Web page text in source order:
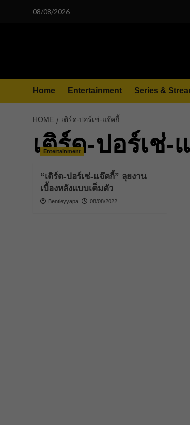
08/08/2026
Home Entertainment Series &
HOME เติร์ด-ปอร์เช่-แจ๊คกี้
เติร์ด-ปอร์เช่-
Entertainment
“เติร์ด-ปอร์เช่-แจ๊คกี้” ลุยงาน
เบื้องหลังแบบเต็มตัว
Bentleyyapa 08/08/2022